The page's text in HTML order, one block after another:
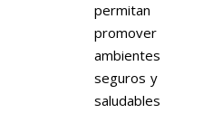
permitan
promover
ambientes
seguros y
saludables